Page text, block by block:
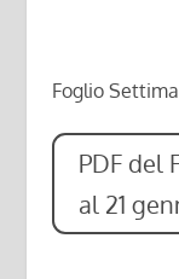
Foglio
PDF del
al 21